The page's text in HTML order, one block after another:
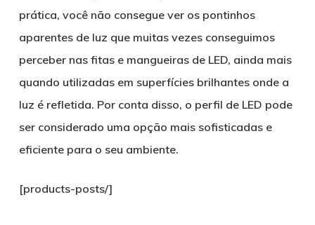
prática, você não consegue ver os pontinhos
aparentes de luz que muitas vezes conseguimos
perceber nas fitas e mangueiras de LED, ainda mais
quando utilizadas em superfícies brilhantes onde a
luz é refletida. Por conta disso, o perfil de LED pode
ser considerado uma opção mais sofisticadas e
eficiente para o seu ambiente.
[products-posts/]